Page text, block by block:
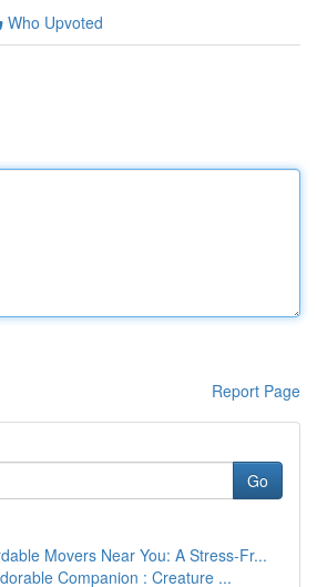
Who Upvoted
Report Page
Go
Movers Near You: A Stress-Fr...
Companion : Creature ...